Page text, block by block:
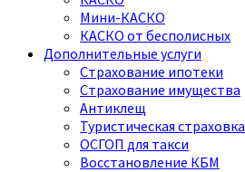
Мини-КАСКО
КАСКО от бесполисных
Дополнительные услуги
Страхование ипотеки
Страхование имущества
Антиклещ
Туристическая страховка
ОСГОП для такси
Восстановление КБМ